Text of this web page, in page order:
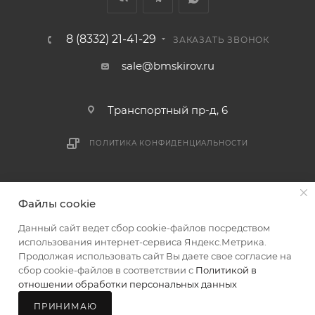
раньше связаться с менеджером, либо с отделом
ВАЖНО: Покупатель обязан обеспечить наличие
отказаться от доставки. Стоимость повторной
Доставка заказов по России не осуществляется.
8 (8332) 21-41-29 ЗАКАЗАТЬ ЗВОНОК
sale@bmskirov.ru
Транспортный пр-д, 6
ПОЛИТИКА КОНФИДЕНЦИАЛЬНОСТИ
Файлы cookie
Данный сайт ведет сбор cookie-файлов посредством
использования интернет-сервиса Яндекс.Метрика.
Продолжая использовать сайт Вы даете свое согласие на
сбор cookie-файлов в соответствии с Политикой в
отношении обработки персональных данных
ПРИНИМАЮ